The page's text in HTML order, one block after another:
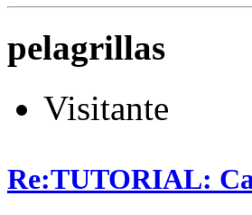
pelagrillas
Visitante
Re:TUTORIAL: